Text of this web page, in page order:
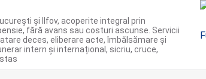
și Ilfov, acoperite integral prin
fără avans sau costuri ascunse. Servicii
deces, eliberare acte, îmbălsămare și
intern și internațional, sicriu, cruce,